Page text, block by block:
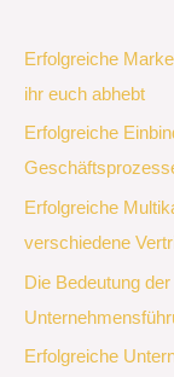
Erfolgreiche
ihr euch abhebt
Erfolgreiche
Erfolgreiche
verschiedene
Die Bedeutung
Erfolgreiche